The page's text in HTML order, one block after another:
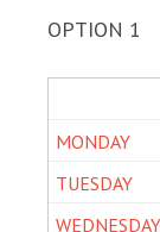
OPTION 1